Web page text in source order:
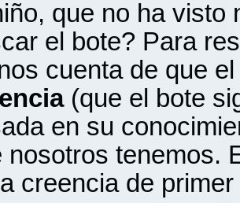
que no ha visto
el bote? Para
cuenta de que
(que el bote
en su
nosotros tenemos.
creencia de